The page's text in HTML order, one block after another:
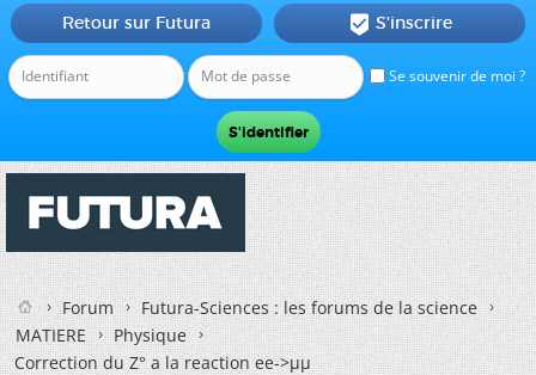
Se souvenir de moi ?
Retour sur Futura  S'inscrire
Forum
Futura-Sciences : les forums de la science
MATIERE
Physique
Correction du Z° a la reaction ee->µµ